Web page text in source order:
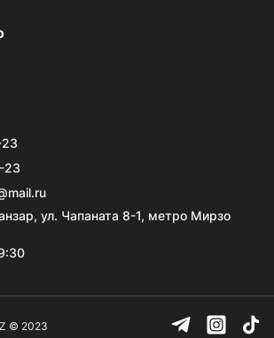
23
ул. Чапаната 8-1, метро Мирзо
© 2023